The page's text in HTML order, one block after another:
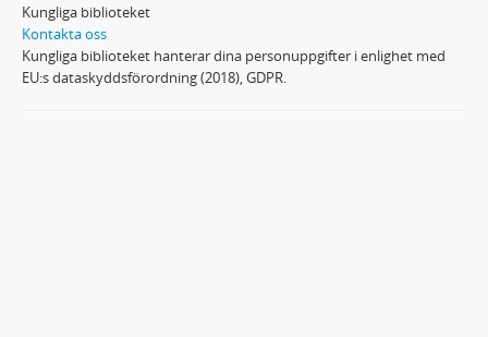
Kungliga biblioteket
Kontakta oss
Kungliga biblioteket hanterar dina personuppgifter i enlighet med
EU:s dataskyddsförordning (2018), GDPR.